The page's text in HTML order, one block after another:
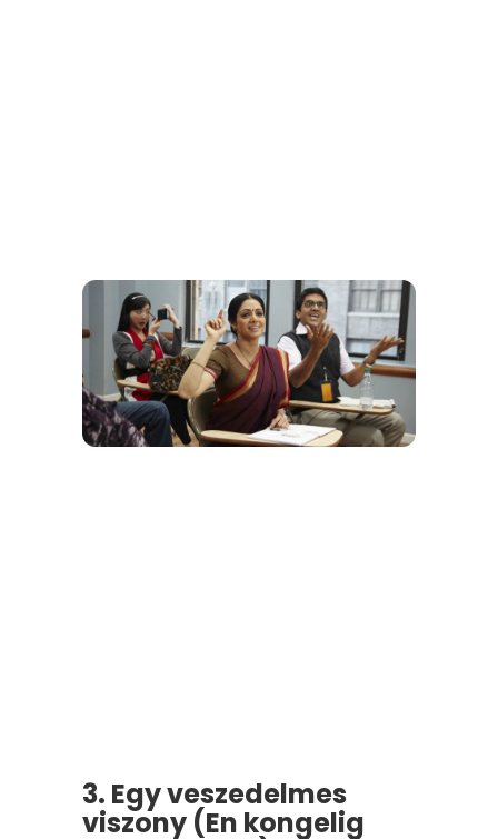
3. Egy veszedelmes
viszony (En kongelig